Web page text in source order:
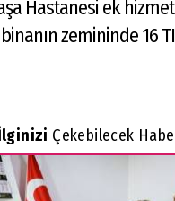
Hastanesi ek hizmet
zemininde 16
Çekebilecek